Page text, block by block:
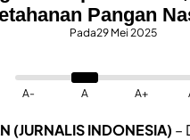
Pangan
Pada29 Mei 2025
A- A A+
(JURNALIS INDONESIA) –